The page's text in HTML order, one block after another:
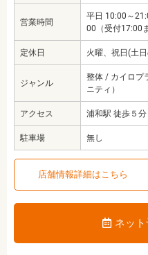
営業時間
平日 10:00～
00（受付17:00
定休日 火曜、祝日(土
ジャンル
整体 / カイロプ
ニティ）
アクセス 浦和駅 徒歩５分
駐車場 無し
店舗情報詳細はこちら
ネッ